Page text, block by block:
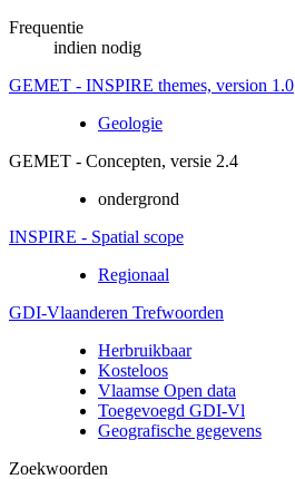
Frequentie
indien nodig
GEMET - INSPIRE themes, version 1.0
Geologie
GEMET - Concepten, versie 2.4
ondergrond
INSPIRE - Spatial scope
Regionaal
GDI-Vlaanderen Trefwoorden
Herbruikbaar
Kosteloos
Vlaamse Open data
Toegevoegd GDI-Vl
Geografische gegevens
Zoekwoorden